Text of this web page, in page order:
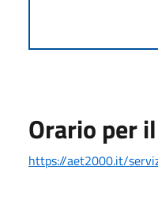
Orario per
https://aet2000.it/